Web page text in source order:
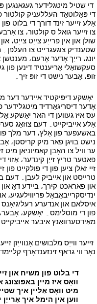
די שטיל מיטגלידער געגאנגען
די פּאַלוטאַד העללעניק קולטור
אַלע זייער זינד דורך די בלוט
צו זייער גואל ס קולטור، צו
שולן און אין פרייַע צייַט צייַט،
שטענדיק צוגעגרייט צו העלפן۔
יונג، רייַך אָדער אָרעם، מענטשן
סעקשואַלי אָריענטיד דינען פון
זופּ، אָבער נישט די זופּ זיך۔
יאָשקע דיפּיקטיד איידער דער
אָדער דיסריגאַרדיד מיטגלידער
עס איז געווען די האר יאָשקע
אַלע אייביקייט۔ דעם צוזאָג
באשעפער פון אַלץ، דער מלך
נישט בויגן פאר מיק קריסטן،
ער וויל צו האָבן קאַמיוניאַן מיט
פאטער טריץ זייַן קינדער، אַזוי
זיי זאלן ציען פון די פולקייט
טרייסט און אייביק לעבן۔ דעם
און פאראכט קירך، ביידע דאָ
ינדיסקרייבאַבאַל
איסלאם און אנדערע
פון די מוסלימס۔ יאָשקע، אָבער،
מאַידסערוואַנץ איבער אייביקייט۔
זייער ווייַס מלבושים אָנווייַזן
נאָר ווי גראף זינזענדאָרף
די בלוט פון משיח און
וואָס איז מיין באַפּוצונג
מיט וואָס אַליין איך
ווען אין הימל איך אַרייַן